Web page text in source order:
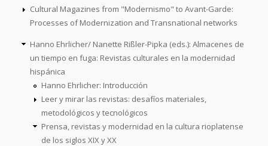
Cultural Magazines from "Modernismo" to Avant-Garde:
Processes of Modernization and Transnational networks
Hanno Ehrlicher/ Nanette Rißler-Pipka (eds.): Almacenes de
un tiempo en fuga: Revistas culturales en la modernidad
hispánica
Hanno Ehrlicher: Introducción
Leer y mirar las revistas: desafíos materiales,
metodológicos y tecnológicos
Prensa, revistas y modernidad en la cultura rioplatense
de los siglos XIX y XX